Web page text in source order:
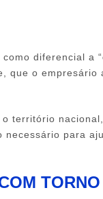
diferencial a
que o empresário
território
para
TORNO